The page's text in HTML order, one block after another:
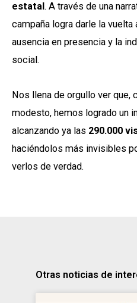
estatal . A través de una
campaña logra darle la
ausencia en presencia y la
social.
Nos llena de orgullo ver que,
modesto, hemos logrado un
alcanzando ya las 290.000
haciéndolos más invisibles
verlos de verdad.
Otras noticias de